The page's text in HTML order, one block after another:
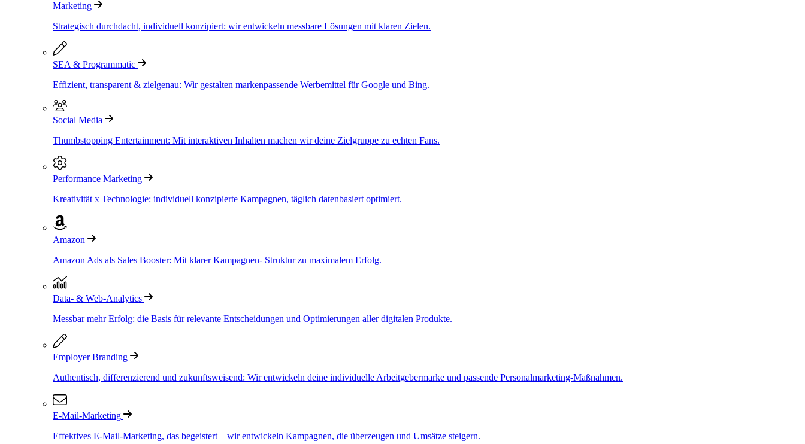
Marketing
Strategisch durchdacht, individuell konzipiert: wir entwickeln messbare Lösungen mit klaren Zielen.
SEA & Programmatic
Effizient, transparent & zielgenau: Wir gestalten markenpassende Werbemittel für Google und Bing.
Social Media
Thumbstopping Entertainment: Mit interaktiven Inhalten machen wir deine Zielgruppe zu echten Fans.
Performance Marketing
Kreativität x Technologie: individuell konzipierte Kampagnen, täglich datenbasiert optimiert.
Amazon
Amazon Ads als Sales Booster: Mit klarer Kampagnen- Struktur zu maximalem Erfolg.
Data- & Web-Analytics
Messbar mehr Erfolg: die Basis für relevante Entscheidungen und Optimierungen aller digitalen Produkte.
Employer Branding
Authentisch, differenzierend und zukunftsweisend: Wir entwickeln deine individuelle Arbeitgebermarke und passende Personalmarketing-Maßnahmen.
E-Mail-Marketing
Effektives E-Mail-Marketing, das begeistert – wir entwickeln Kampagnen, die überzeugen und Umsätze steigern.